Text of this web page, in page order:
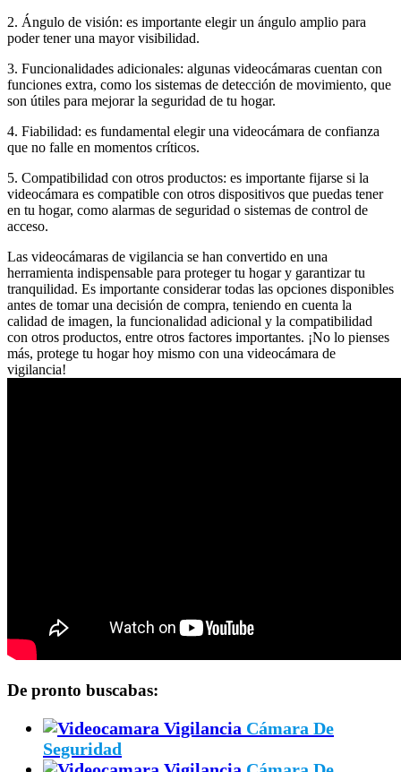
2. Ángulo de visión: es importante elegir un ángulo amplio para
poder tener una mayor visibilidad.
3. Funcionalidades adicionales: algunas videocámaras cuentan con
funciones extra, como los sistemas de detección de movimiento, que
son útiles para mejorar la seguridad de tu hogar.
4. Fiabilidad: es fundamental elegir una videocámara de confianza
que no falle en momentos críticos.
5. Compatibilidad con otros productos: es importante fijarse si la
videocámara es compatible con otros dispositivos que puedas tener
en tu hogar, como alarmas de seguridad o sistemas de control de
acceso.
Las videocámaras de vigilancia se han convertido en una
herramienta indispensable para proteger tu hogar y garantizar tu
tranquilidad. Es importante considerar todas las opciones disponibles
antes de tomar una decisión de compra, teniendo en cuenta la
calidad de imagen, la funcionalidad adicional y la compatibilidad
con otros productos, entre otros factores importantes. ¡No lo pienses
más, protege tu hogar hoy mismo con una videocámara de
vigilancia!
De pronto buscabas:
Cámara De
Seguridad